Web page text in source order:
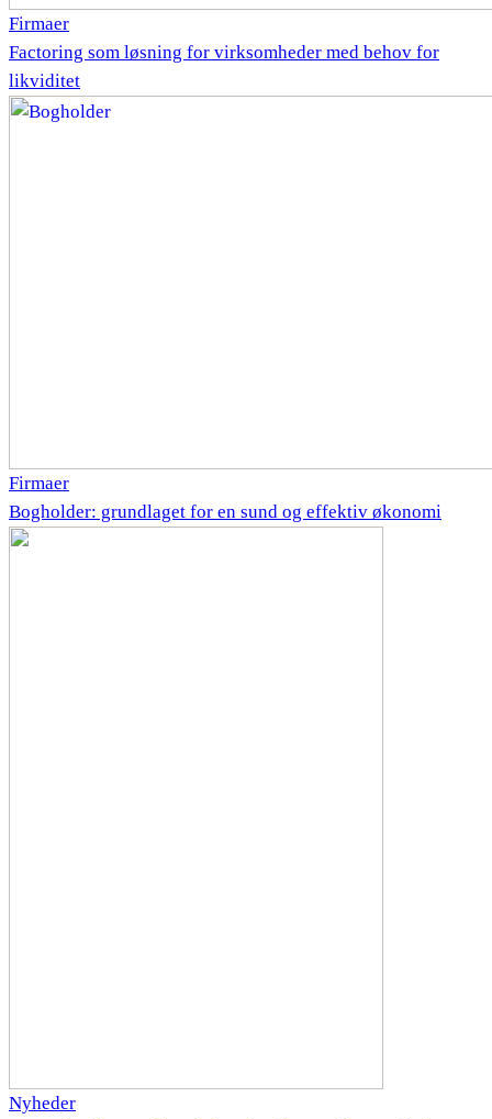
Firmaer
Factoring som løsning for virksomheder med behov for
likviditet
Firmaer
Bogholder: grundlaget for en sund og effektiv økonomi
Nyheder